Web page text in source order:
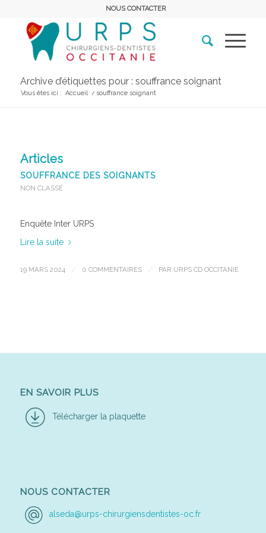
NOUS CONTACTER
Archive d’étiquettes pour : souffrance soignant
Vous êtes ici : Accueil / souffrance soignant
Articles
SOUFFRANCE DES SOIGNANTS
NON CLASSÉ
Enquête Inter URPS
Lire la suite
19 MARS 2024 / 0 COMMENTAIRES / PAR URPS CD OCCITANIE
EN SAVOIR PLUS
Télécharger la plaquette
NOUS CONTACTER
alseda@urps-chirurgiensdentistes-oc.fr